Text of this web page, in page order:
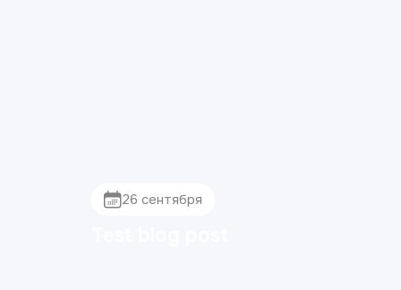
26 сентября